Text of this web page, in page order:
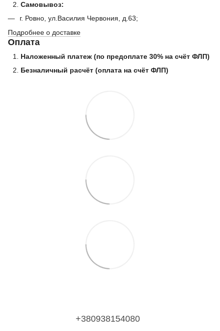
Самовывоз:
г. Ровно, ул.Василия Червония, д.63;
Подробнее о доставке
Оплата
Наложенный платеж (по предоплате 30% на счёт ФЛП)
Безналичный расчёт (оплата на счёт ФЛП)
+380938154080